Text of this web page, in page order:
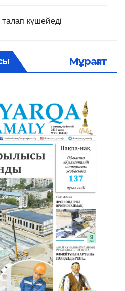
талап күшейеді
Мұрағат